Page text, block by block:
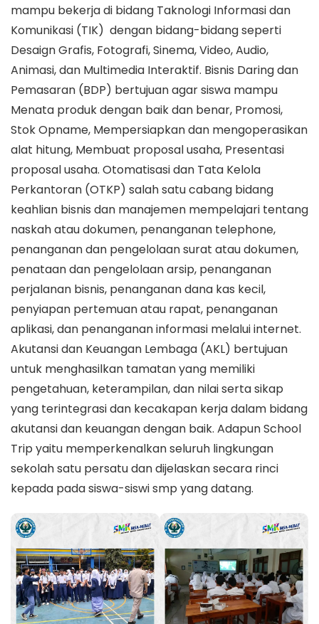
mampu bekerja di bidang Taknologi Informasi dan
Komunikasi (TIK) dengan bidang-bidang seperti
Desaign Grafis, Fotografi, Sinema, Video, Audio,
Animasi, dan Multimedia Interaktif. Bisnis Daring dan
Pemasaran (BDP) bertujuan agar siswa mampu
Menata produk dengan baik dan benar, Promosi,
Stok Opname, Mempersiapkan dan mengoperasikan
alat hitung, Membuat proposal usaha, Presentasi
proposal usaha. Otomatisasi dan Tata Kelola
Perkantoran (OTKP) salah satu cabang bidang
keahlian bisnis dan manajemen mempelajari tentang
naskah atau dokumen, penanganan telephone,
penanganan dan pengelolaan surat atau dokumen,
penataan dan pengelolaan arsip, penanganan
perjalanan bisnis, penanganan dana kas kecil,
penyiapan pertemuan atau rapat, penanganan
aplikasi, dan penanganan informasi melalui internet.
Akutansi dan Keuangan Lembaga (AKL) bertujuan
untuk menghasilkan tamatan yang memiliki
pengetahuan, keterampilan, dan nilai serta sikap
yang terintegrasi dan kecakapan kerja dalam bidang
akutansi dan keuangan dengan baik. Adapun School
Trip yaitu memperkenalkan seluruh lingkungan
sekolah satu persatu dan dijelaskan secara rinci
kepada pada siswa-siswi smp yang datang.